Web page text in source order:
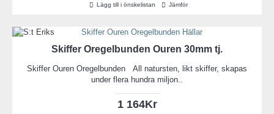
Lägg till i önskelistan Jämför
Skiffer Oregelbunden Ouren 30mm tj.
Skiffer Ouren Oregelbunden All natursten, likt skiffer, skapas
under flera hundra miljon..
1 164Kr